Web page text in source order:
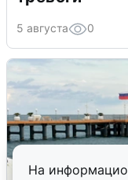
На
5 августа 0